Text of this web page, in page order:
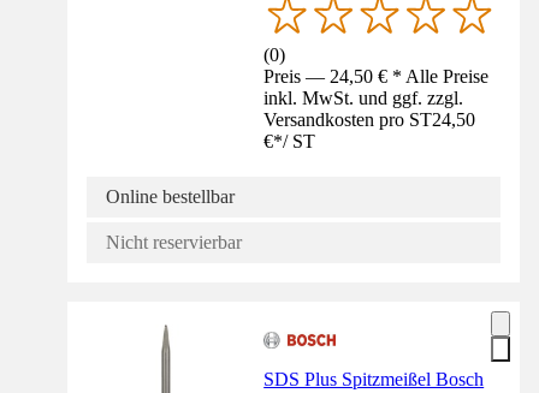
(0)
Preis — 24,50 € * Alle Preise
inkl. MwSt. und ggf. zzgl.
Versandkosten pro ST24,50
€*/ ST
Online bestellbar
Nicht reservierbar
SDS Plus Spitzmeißel Bosch